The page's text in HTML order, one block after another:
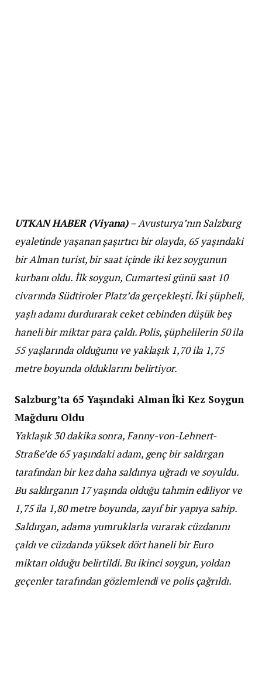
UTKAN HABER (Viyana)– Avusturya’nın Salzburg
eyaletinde yaşanan şaşırtıcı bir olayda, 65 yaşındaki
bir Alman turist, bir saat içinde iki kez soygunun
kurbanı oldu. İlk soygun, Cumartesi günü saat 10
civarında Südtiroler Platz’da gerçekleşti. İki şüpheli,
yaşlı adamı durdurarak ceket cebinden düşük beş
haneli bir miktar para çaldı. Polis, şüphelilerin 50 ila
55 yaşlarında olduğunu ve yaklaşık 1,70 ila 1,75
metre boyunda olduklarını belirtiyor.
Salzburg’ta 65 Yaşındaki Alman İki Kez Soygun
Mağduru Oldu
Yaklaşık 30 dakika sonra, Fanny-von-Lehnert-
Straße’de 65 yaşındaki adam, genç bir saldırgan
tarafından bir kez daha saldırıya uğradı ve soyuldu.
Bu saldırganın 17 yaşında olduğu tahmin ediliyor ve
1,75 ila 1,80 metre boyunda, zayıf bir yapıya sahip.
Saldırgan, adama yumruklarla vurarak cüzdanını
çaldı ve cüzdanda yüksek dört haneli bir Euro
miktarı olduğu belirtildi. Bu ikinci soygun, yoldan
geçenler tarafından gözlemlendi ve polis çağrıldı.